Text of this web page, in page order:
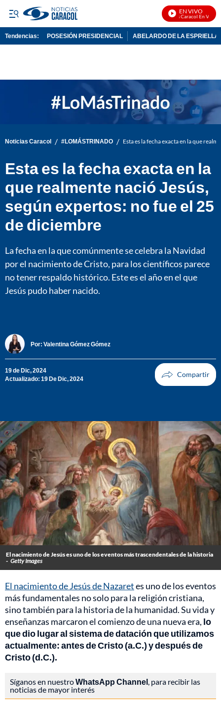
EN VIVO
Noticias Caracol En Vivo
Tendencias: POSESIÓN PRESIDENCIAL ABELARDO DE LA ESPRIELLA
Noticias Caracol / #LOMÁSTRINADO / Esta es la fecha exacta en la que
Esta es la fecha exacta en la
que realmente nació Jesús,
según expertos: no fue el 25
de diciembre
La fecha en la que comúnmente se celebra la Navidad
por el nacimiento de Cristo, para los científicos parece
no tener respaldo histórico. Este es el año en el que
Jesús pudo haber nacido.
Por: Valentina Gómez Gómez
19 de Dic, 2024
Actualizado: 19 De Dic, 2024
El nacimiento de Jesús es uno de los eventos más trascendentales de la historia
- Getty Images
El nacimiento de Jesús de Nazaretes uno de los eventos
más fundamentales no solo para la religión cristiana,
sino también para la historia de la humanidad. Su vida y
enseñanzas marcaron el comienzo de una nueva era, lo
que dio lugar al sistema de datación que utilizamos
actualmente: antes de Cristo (a.C.) y después de
Cristo (d.C.).
Síganos en nuestroWhatsApp Channel, para recibir las
noticias de mayor interés